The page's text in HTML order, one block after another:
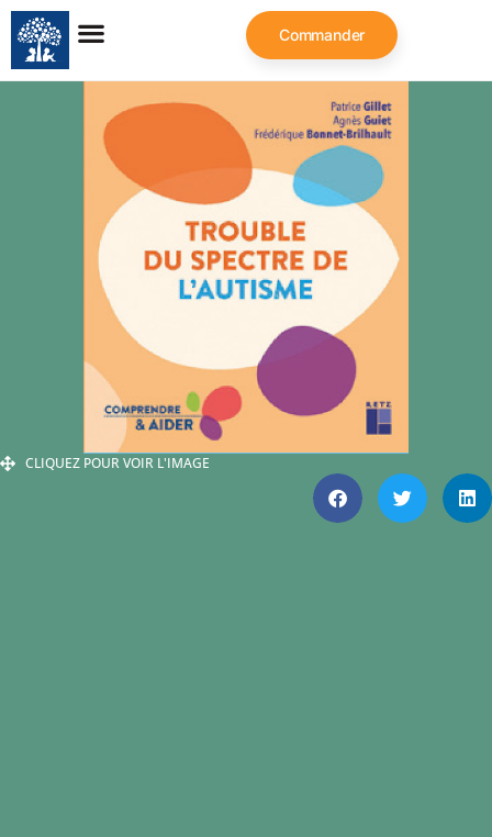
Commander
CLIQUEZ POUR VOIR L'IMAGE